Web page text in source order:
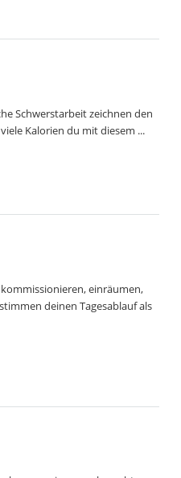
Schwerstarbeit zeichnen den
Kalorien du mit diesem ...
einräumen,
deinen Tagesablauf als